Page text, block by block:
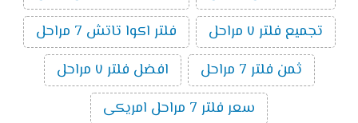
تجميع فلتر ٧ مراحل
فلتر اكوا تاتش 7 مراحل
ثمن فلتر 7 مراحل
افضل فلتر ٧ مراحل
سعر فلتر 7 مراحل امريكى